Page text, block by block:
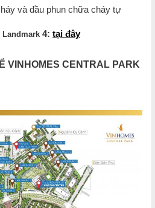
và đầu phun chữa cháy tự
Landmark 4: tại đây
VINHOMES CENTRAL PARK